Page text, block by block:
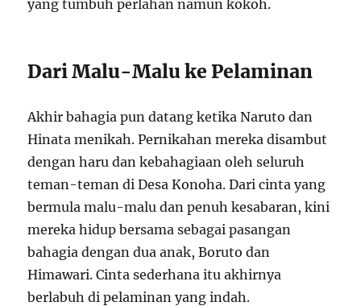
yang tumbuh perlahan namun kokoh.
Dari Malu-Malu ke Pelaminan
Akhir bahagia pun datang ketika Naruto dan
Hinata menikah. Pernikahan mereka disambut
dengan haru dan kebahagiaan oleh seluruh
teman-teman di Desa Konoha. Dari cinta yang
bermula malu-malu dan penuh kesabaran, kini
mereka hidup bersama sebagai pasangan
bahagia dengan dua anak, Boruto dan
Himawari. Cinta sederhana itu akhirnya
berlabuh di pelaminan yang indah.